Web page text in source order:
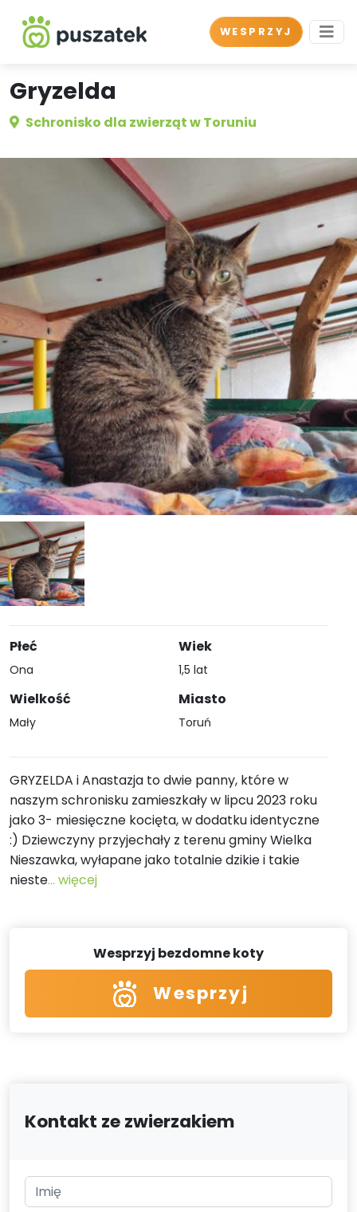
WESPRZYJ
Gryzelda
Schronisko dla zwierząt w Toruniu
Płeć
Ona
Wielkość
Mały
Wiek
1,5 lat
Miasto
Toruń
GRYZELDA i Anastazja to dwie panny, które w
naszym schronisku zamieszkały w lipcu 2023 roku
jako 3- miesięczne kocięta, w dodatku identyczne
:) Dziewczyny przyjechały z terenu gminy Wielka
Nieszawka, wyłapane jako totalnie dzikie i takie
nieste... więcej
Wesprzyj bezdomne koty
Wesprzyj
Kontakt ze zwierzakiem